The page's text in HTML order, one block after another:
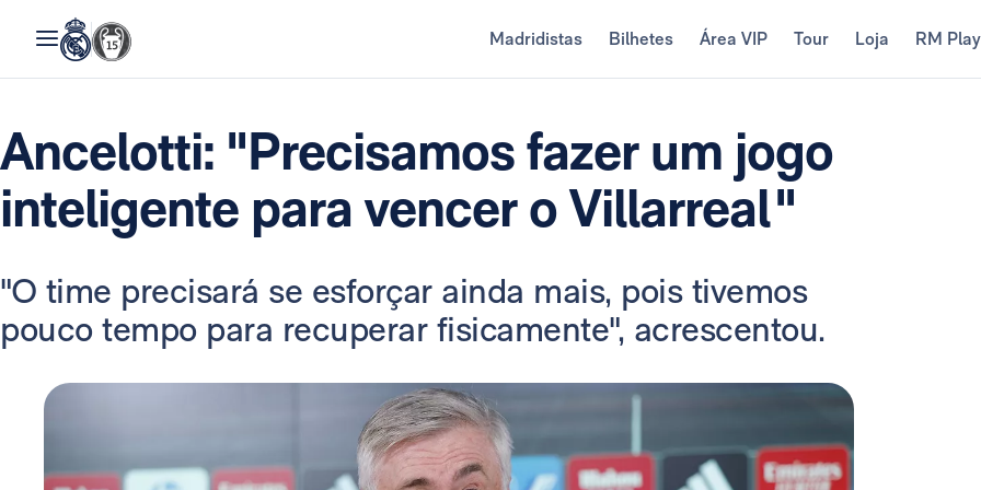
Madridistas Bilhetes Área VIP Tour Loja RM Play
Ancelotti: "Precisamos fazer um jogo
inteligente para vencer o Villarreal"
"O time precisará se esforçar ainda mais, pois tivemos
pouco tempo para recuperar fisicamente", acrescentou.